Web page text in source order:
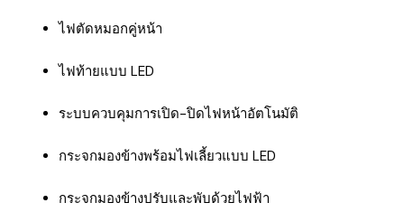
ไฟตัดหมอกคู่หน้า
ไฟท้ายแบบ LED
ระบบควบคุมการเปิด-ปิดไฟหน้าอัตโนมัติ
กระจกมองข้างพร้อมไฟเลี้ยวแบบ LED
กระจกมองข้างปรับและพับด้วยไฟฟ้า